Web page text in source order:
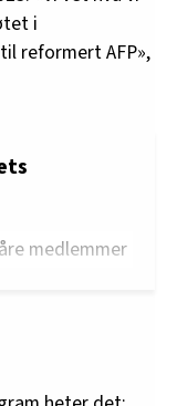
i
reformert AFP»,
medlemmer
hele AFP
av LO.
ved
tegne